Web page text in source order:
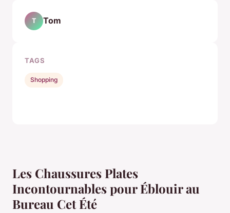
Les Chaussures Plates
Incontournables pour Éblouir au
Bureau Cet Été
T Tom
TAGS
Shopping